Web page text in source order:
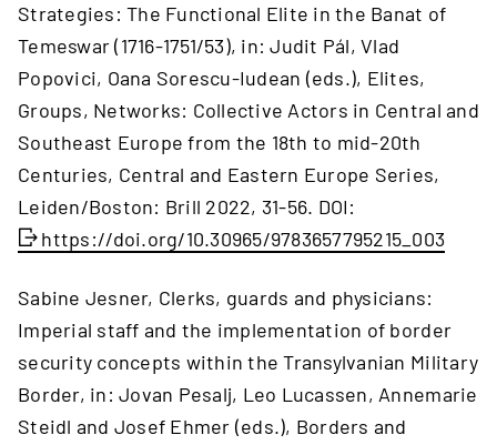
Strategies: The Functional Elite in the Banat of
Temeswar (1716-1751/53), in: Judit Pál, Vlad
Popovici, Oana Sorescu-Iudean (eds.), Elites,
Groups, Networks: Collective Actors in Central and
Southeast Europe from the 18th to mid-20th
Centuries, Central and Eastern Europe Series,
Leiden/Boston: Brill 2022, 31-56. DOI:
https://doi.org/10.30965/9783657795215_003
Sabine Jesner, Clerks, guards and physicians:
Imperial staff and the implementation of border
security concepts within the Transylvanian Military
Border, in: Jovan Pesalj, Leo Lucassen, Annemarie
Steidl and Josef Ehmer (eds.), Borders and